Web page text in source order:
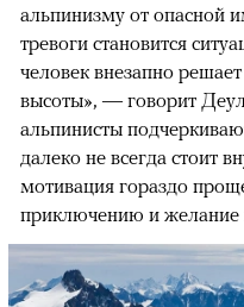
альпинизму от опасной
тревоги становится
человек внезапно
высоты», — говорит
альпинисты
далеко не всегда стоит
мотивация гораздо
приключению и желание